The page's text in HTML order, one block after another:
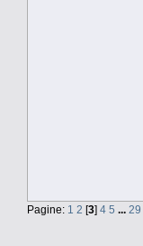
Pagine: 1 2 [3] 4 5 ... 29